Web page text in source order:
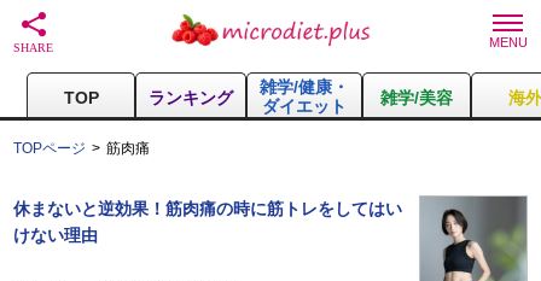
TOP ランキング
雑学/健康・
ダイエット
雑学/美容 海
TOPページ 筋肉痛
休まないと逆効果！筋肉痛の時に筋トレをしてはい
けない理由